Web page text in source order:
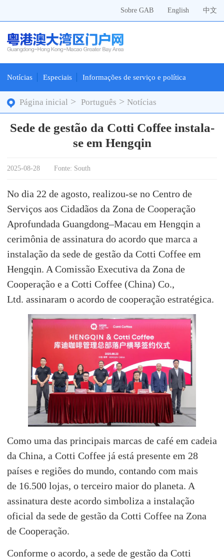
中文
English
Sobre GAB
Notícias Especiais Informações de serviço e política
Página inicial >Português >Notícias
Sede de gestão da Cotti Coffee instala-
se em Hengqin
2025-08-28 Fonte: South
No dia 22 de agosto, realizou-se no Centro de
Serviços aos Cidadãos da Zona de Cooperação
Aprofundada Guangdong–Macau em Hengqin a
cerimônia de assinatura do acordo que marca a
instalação da sede de gestão da Cotti Coffee em
Hengqin. A Comissão Executiva da Zona de
Cooperação e a Cotti Coffee (China) Co.,
Ltd. assinaram o acordo de cooperação estratégica.
Como uma das principais marcas de café em cadeia
da China, a Cotti Coffee já está presente em 28
países e regiões do mundo, contando com mais
de 16.500 lojas, o terceiro maior do planeta. A
assinatura deste acordo simboliza a instalação
oficial da sede de gestão da Cotti Coffee na Zona
de Cooperação.
Conforme o acordo, a sede de gestão da Cotti